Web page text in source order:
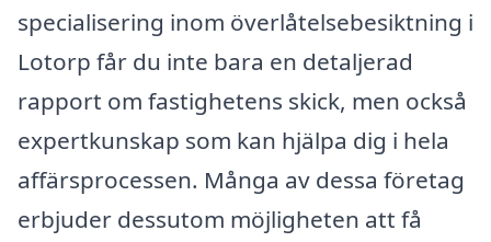
specialisering inom överlåtelsebesiktning i
Lotorp får du inte bara en detaljerad
rapport om fastighetens skick, men också
expertkunskap som kan hjälpa dig i hela
affärsprocessen. Många av dessa företag
erbjuder dessutom möjligheten att få